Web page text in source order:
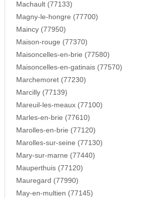
Machault (77133)
Magny-le-hongre (77700)
Maincy (77950)
Maison-rouge (77370)
Maisoncelles-en-brie (77580)
Maisoncelles-en-gatinais (77570)
Marchemoret (77230)
Marcilly (77139)
Mareuil-les-meaux (77100)
Marles-en-brie (77610)
Marolles-en-brie (77120)
Marolles-sur-seine (77130)
Mary-sur-marne (77440)
Mauperthuis (77120)
Mauregard (77990)
May-en-multien (77145)